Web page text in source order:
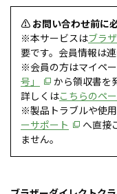
⚠ お問い合わせ前に
※本サービスはブラ
要です。会員情報は
※会員の方はマイペ
号」
から領収書を
詳しくはこちらのペ
※製品トラブルや使
ーサポート
へ直接
ません。